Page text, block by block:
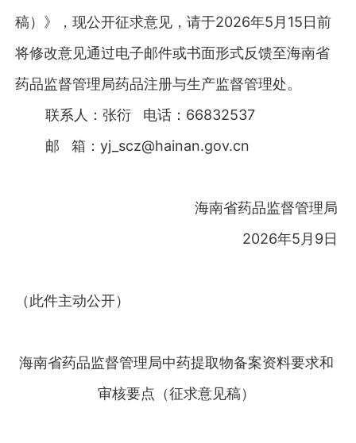
稿）》，现公开征求意见，请于2026年5月15日前
将修改意见通过电子邮件或书面形式反馈至海南省
药品监督管理局药品注册与生产监督管理处。
联系人：张衍 电话：66832537
邮 箱： yj_scz@hainan.gov.cn
海南省药品监督管理局
2026年5月9日
（此件主动公开）
海南省药品监督管理局中药提取物备案资料要求和
审核要点（征求意见稿）